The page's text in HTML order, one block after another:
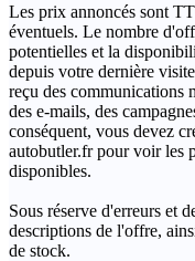
Les prix annoncés sont
éventuels. Le nombre
potentielles et la
depuis votre dernière
reçu des communications
des e-mails, des
conséquent, vous devez
autobutler.fr pour voir les
disponibles.
Sous réserve d'erreurs et
descriptions de l'offre,
de stock.